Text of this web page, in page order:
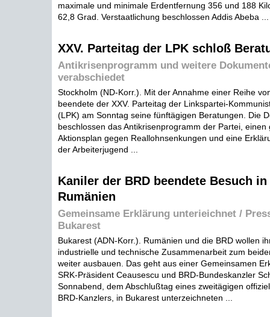
maximale und minimale Erdentfernung 356 und 188
62,8 Grad. Verstaatlichung beschlossen Addis Abeba ...
XXV. Parteitag der LPK schloß
Antikrisenprogramm und weitere
verabschiedet
Stockholm (ND-Korr.). Mit der Annahme einer Reihe
beendete der XXV. Parteitag der Linkspartei-
(LPK) am Sonntag seine fünftägigen Beratungen. Die
beschlossen das Antikrisenprogramm der Partei, einen
Aktionsplan gegen Reallohnsenkungen und eine
der Arbeiterjugend ...
Kaniler der BRD beendete Besuch in
Rumänien
Gemeinsame Erklärung unterieichnet /
Bukarest
Bukarest (ADN-Korr.). Rumänien und die BRD wollen
industrielle und technische Zusammenarbeit zum
weiter ausbauen. Das geht aus einer Gemeinsamen
SRK-Präsident Ceausescu und BRD-Bundeskanzler
Sonnabend, dem Abschlußtag eines zweitägigen
BRD-Kanzlers, in Bukarest unterzeichneten ...